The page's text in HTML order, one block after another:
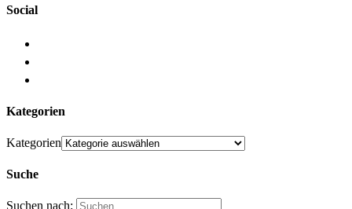
Social
Kategorien
Kategorien
Suche
Suchen nach: